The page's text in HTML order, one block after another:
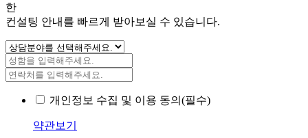
한
컨설팅 안내를 빠르게 받아보실 수 있습니다.
개인정보 수집 및 이용 동의(필수)
약관보기